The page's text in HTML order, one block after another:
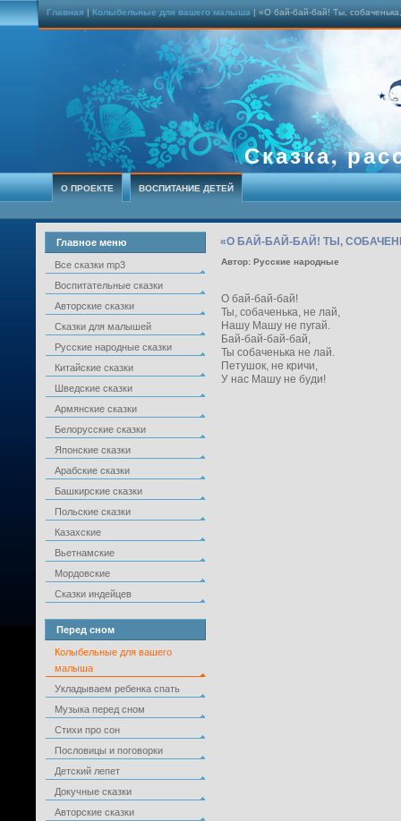
Главная | Колыбельные для вашего малыша | «О бай-бай-бай! Ты,
Сказка,
О ПРОЕКТЕ ВОСПИТАНИЕ ДЕТЕЙ
Главное меню
Все сказки mp3
Воспитательные сказки
Авторские сказки
Сказки для малышей
Русские народные сказки
Китайские сказки
Шведские сказки
Армянские сказки
Белорусские сказки
Японские сказки
Арабские сказки
Башкирские сказки
Польские сказки
Казахские
Вьетнамские
Мордовские
Сказки индейцев
Перед сном
Колыбельные для вашего
малыша
Укладываем ребенка спать
Музыка перед сном
Стихи про сон
Пословицы и поговорки
Детский лепет
Докучные сказки
Авторские сказки
«О БАЙ-БАЙ-БАЙ! ТЫ,
Автор: Русские народные
О бай-бай-бай!
Ты, собаченька, не лай,
Нашу Машу не пугай.
Бай-бай-бай-бай,
Ты собаченька не лай.
Петушок, не кричи,
У нас Машу не буди!